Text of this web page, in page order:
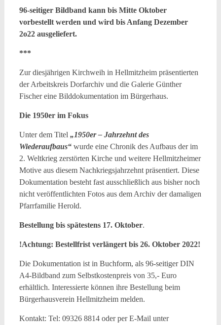
96-seitiger Bildband kann bis Mitte Oktober
vorbestellt werden und wird bis Anfang Dezember
2o22 ausgeliefert.
***
Zur diesjährigen Kirchweih in Hellmitzheim präsentierten
der Arbeitskreis Dorfarchiv und die Galerie Günther
Fischer eine Bilddokumentation im Bürgerhaus.
Die 1950er im Fokus
Unter dem Titel „1950er – Jahrzehnt des
Wiederaufbaus“ wurde eine Chronik des Aufbaus der im
2. Weltkrieg zerstörten Kirche und weitere Hellmitzheimer
Motive aus diesem Nachkriegsjahrzehnt präsentiert. Diese
Dokumentation besteht fast ausschließlich aus bisher noch
nicht veröffentlichten Fotos aus dem Archiv der damaligen
Pfarrfamilie Herold.
Bestellung bis spätestens 17. Oktober.
!Achtung: Bestellfrist verlängert bis 26. Oktober 2022!
Die Dokumentation ist in Buchform, als 96-seitiger DIN
A4-Bildband zum Selbstkostenpreis von 35,- Euro
erhältlich. Interessierte können ihre Bestellung beim
Bürgerhausverein Hellmitzheim melden.
Kontakt: Tel: 09326 8814 oder per E-Mail unter